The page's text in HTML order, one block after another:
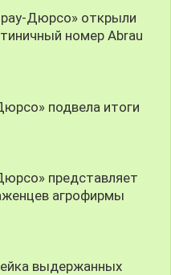
Дюрсо» открыли
номер Abrau
подвела итоги
представляет
агрофирмы
выдержанных